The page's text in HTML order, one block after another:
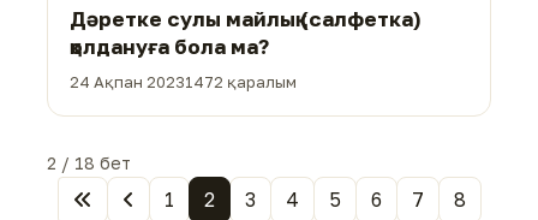
Дәретке сулы майлық (салфетка)
қолдануға бола ма?
24 Ақпан 20231472 қаралым
2 / 18 бет
1 2 3 4 5 6 7
8